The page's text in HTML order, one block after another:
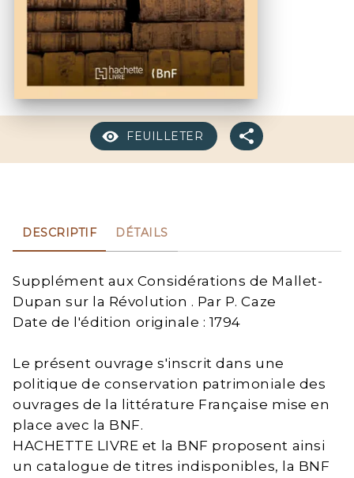
FEUILLETER
DESCRIPTIF DÉTAILS
Supplément aux Considérations de Mallet-
Dupan sur la Révolution . Par P. Caze
Date de l'édition originale : 1794
Le présent ouvrage s'inscrit dans une
politique de conservation patrimoniale des
ouvrages de la littérature Française mise en
place avec la BNF.
HACHETTE LIVRE et la BNF proposent ainsi
un catalogue de titres indisponibles, la BNF